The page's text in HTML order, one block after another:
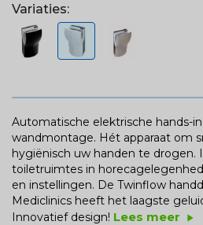
Variaties:
Automatische elektrische hands-
wandmontage. Hét apparaat om
hygiënisch uw handen te drogen.
toiletruimtes in
en instellingen. De Twinflow
Mediclinics heeft het laagste
Innovatief design! Lees meer play_arrow